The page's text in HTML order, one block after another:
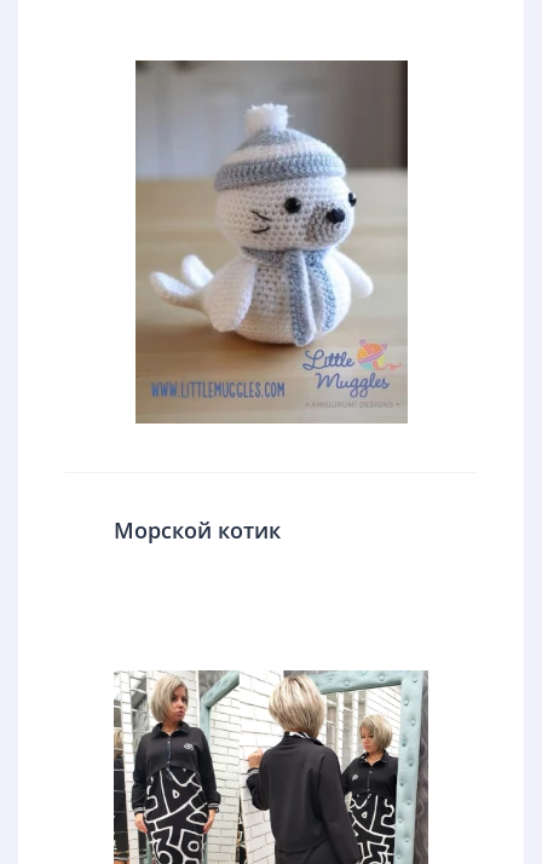
Морской котик